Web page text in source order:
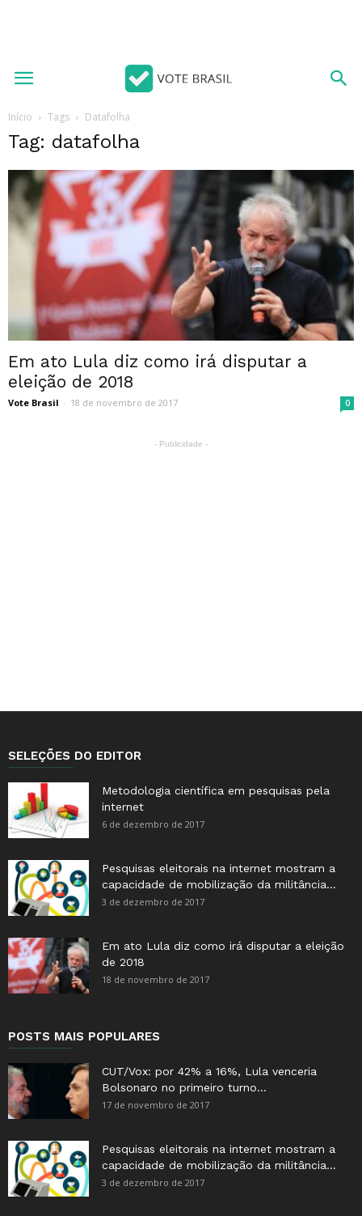
Início Tags Datafolha
Tag: datafolha
Em ato Lula diz como irá disputar a
eleição de 2018
Vote Brasil - 18 de novembro de 2017 0
- Publicidade -
SELEÇÕES DO EDITOR
Metodologia científica em pesquisas pela
internet
6 de dezembro de 2017
Pesquisas eleitorais na internet mostram a
capacidade de mobilização da militância...
3 de dezembro de 2017
Em ato Lula diz como irá disputar a eleição
de 2018
18 de novembro de 2017
POSTS MAIS POPULARES
CUT/Vox: por 42% a 16%, Lula venceria
Bolsonaro no primeiro turno...
17 de novembro de 2017
Pesquisas eleitorais na internet mostram a
capacidade de mobilização da militância...
3 de dezembro de 2017